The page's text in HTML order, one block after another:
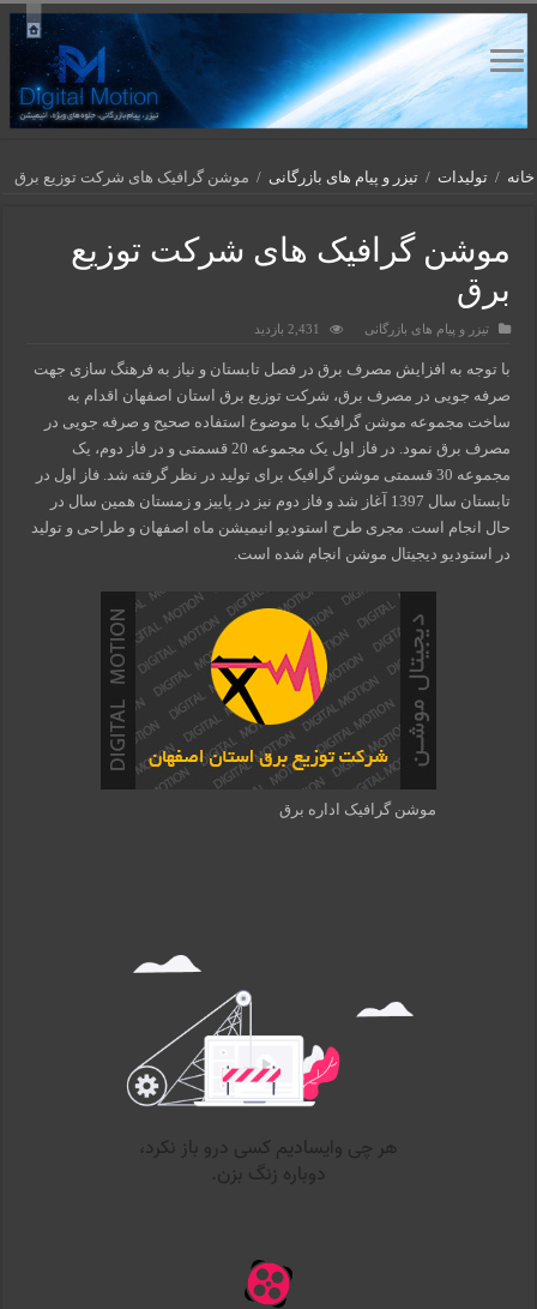
خانه / تولیدات / تیزر و پیام های بازرگانی / موشن گرافیک های شرکت توزیع برق
موشن گرافیک های شرکت توزیع
برق
تیزر و پیام های بازرگانی 2,431 بازدید
با توجه به افزایش مصرف برق در فصل تابستان و نیاز به فرهنگ سازی جهت
صرفه جویی در مصرف برق، شرکت توزیع برق استان اصفهان اقدام به
ساخت مجموعه موشن گرافیک با موضوع استفاده صحیح و صرفه جویی در
مصرف برق نمود. در فاز اول یک مجموعه 20 قسمتی و در فاز دوم، یک
مجموعه 30 قسمتی موشن گرافیک برای تولید در نظر گرفته شد. فاز اول در
تابستان سال 1397 آغاز شد و فاز دوم نیز در پاییز و زمستان همین سال در
حال انجام است. مجری طرح استودیو انیمیشن ماه اصفهان و طراحی و تولید
در استودیو دیجیتال موشن انجام شده است.
موشن گرافیک اداره برق